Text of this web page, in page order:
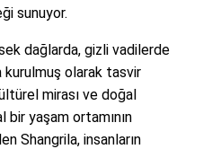
sunuyor.
dağlarda, gizli vadilerde
olarak tasvir
mirası ve doğal
yaşam ortamının
Shangrila, insanların